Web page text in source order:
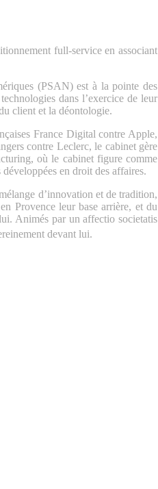
full-service en associant
(PSAN) est à la pointe des
dans l’exercice de leur
client et la déontologie.
France Digital contre Apple,
contre Leclerc, le cabinet gère
où le cabinet figure comme
en droit des affaires.
d’innovation et de tradition,
Provence leur base arrière, et du
Animés par un affectio societatis
devant lui.